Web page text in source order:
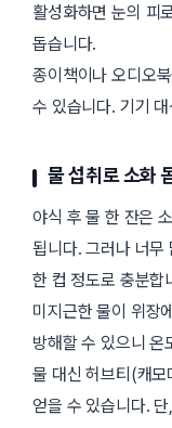
활성화하면 눈의 피
돕습니다.
종이책이나 오디오
수 있습니다. 기기
물 섭취로 소화
야식 후 물 한 잔은
됩니다. 그러나 너무
한 컵 정도로 충분합
미지근한 물이 위장
방해할 수 있으니 온
물 대신 허브티(캐
얻을 수 있습니다.